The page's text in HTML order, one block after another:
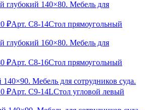
₽Арт. С8-14Стол прямоугольный
₽Арт. С8-16Стол прямоугольный
₽Арт. С9-14LСтол угловой левый